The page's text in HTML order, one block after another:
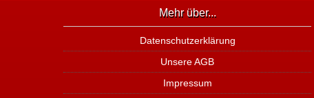
Mehr über...
Datenschutzerklärung
Unsere AGB
Impressum